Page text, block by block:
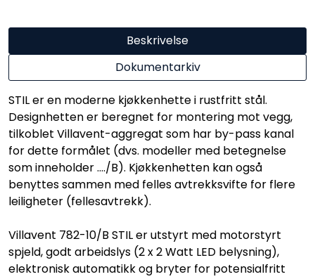
Beskrivelse
Dokumentarkiv
STIL er en moderne kjøkkenhette i rustfritt stål.
Designhetten er beregnet for montering mot vegg,
tilkoblet Villavent-aggregat som har by-pass kanal
for dette formålet (dvs. modeller med betegnelse
som inneholder …./B). Kjøkkenhetten kan også
benyttes sammen med felles avtrekksvifte for flere
leiligheter (fellesavtrekk).
Villavent 782-10/B STIL er utstyrt med motorstyrt
spjeld, godt arbeidslys (2 x 2 Watt LED belysning),
elektronisk automatikk og bryter for potensialfritt